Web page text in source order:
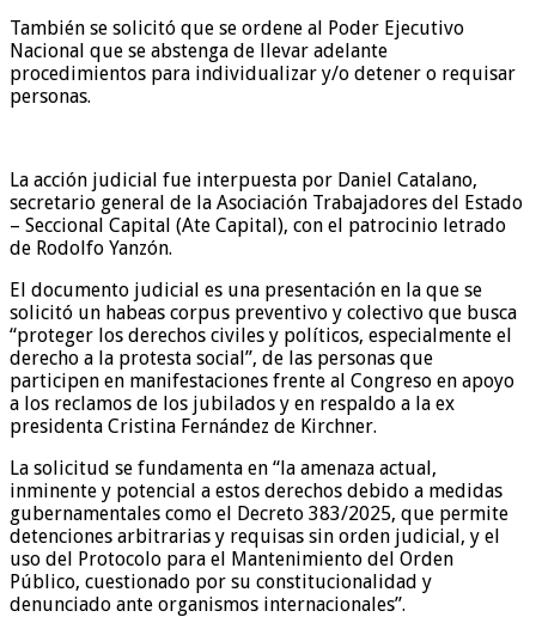
También se solicitó que se ordene al Poder Ejecutivo
Nacional que se abstenga de llevar adelante
procedimientos para individualizar y/o detener o requisar
personas.
La acción judicial fue interpuesta por Daniel Catalano,
secretario general de la Asociación Trabajadores del Estado
– Seccional Capital (Ate Capital), con el patrocinio letrado
de Rodolfo Yanzón.
El documento judicial es una presentación en la que se
solicitó un habeas corpus preventivo y colectivo que busca
“proteger los derechos civiles y políticos, especialmente el
derecho a la protesta social”, de las personas que
participen en manifestaciones frente al Congreso en apoyo
a los reclamos de los jubilados y en respaldo a la ex
presidenta Cristina Fernández de Kirchner.
La solicitud se fundamenta en “la amenaza actual,
inminente y potencial a estos derechos debido a medidas
gubernamentales como el Decreto 383/2025, que permite
detenciones arbitrarias y requisas sin orden judicial, y el
uso del Protocolo para el Mantenimiento del Orden
Público, cuestionado por su constitucionalidad y
denunciado ante organismos internacionales”.